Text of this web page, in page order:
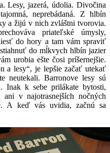
Lesy, jazerá, údolia. Divočina
neprebádaná. Z hlbín
a žijú v nich zvláštni tvorovia.
priateľské úmysly,
do hory a tam vám spraviť
do mĺkvych hlbín jazier
urobia ešte čosi príšernejšie.
a lesy“, je lepšie začať utekať
neutekali. Barronove lesy sú
Inak k sebe prilákate bytosti,
v najotrasnejších nočných
A keď vás uvidia, začnú sa